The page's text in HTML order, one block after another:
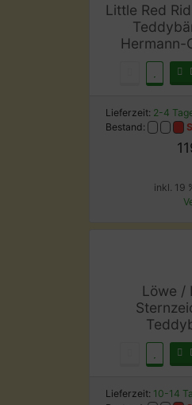
Little Red
Hermann-
Lieferzeit: 2-4
Bestand:
inkl. 19
Löwe /
Lieferzeit: 10-14